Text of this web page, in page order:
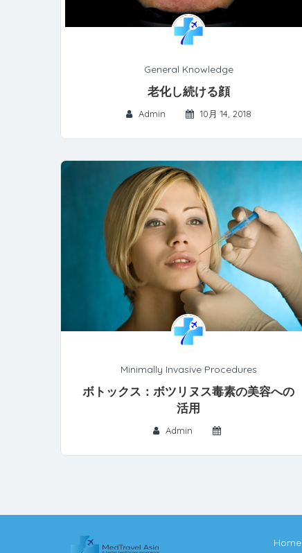
General Knowledge
老化し続ける顔
Admin 10月 14, 2018
Minimally Invasive Procedures
ボトックス：ボツリヌス毒素の美容への
活用
Admin
Home